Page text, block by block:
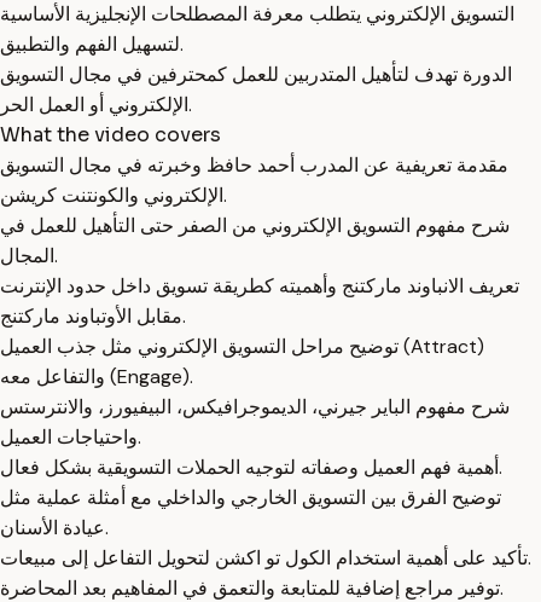
التسويق الإلكتروني يتطلب معرفة المصطلحات الإنجليزية الأساسية
لتسهيل الفهم والتطبيق.
الدورة تهدف لتأهيل المتدربين للعمل كمحترفين في مجال التسويق
الإلكتروني أو العمل الحر.
What the video covers
مقدمة تعريفية عن المدرب أحمد حافظ وخبرته في مجال التسويق
الإلكتروني والكونتنت كريشن.
شرح مفهوم التسويق الإلكتروني من الصفر حتى التأهيل للعمل في
المجال.
تعريف الانباوند ماركتنج وأهميته كطريقة تسويق داخل حدود الإنترنت
مقابل الأوتباوند ماركتنج.
توضيح مراحل التسويق الإلكتروني مثل جذب العميل (Attract)
والتفاعل معه (Engage).
شرح مفهوم الباير جيرني، الديموجرافيكس، البيفيورز، والانترستس
واحتياجات العميل.
أهمية فهم العميل وصفاته لتوجيه الحملات التسويقية بشكل فعال.
توضيح الفرق بين التسويق الخارجي والداخلي مع أمثلة عملية مثل
عيادة الأسنان.
تأكيد على أهمية استخدام الكول تو اكشن لتحويل التفاعل إلى مبيعات.
توفير مراجع إضافية للمتابعة والتعمق في المفاهيم بعد المحاضرة.